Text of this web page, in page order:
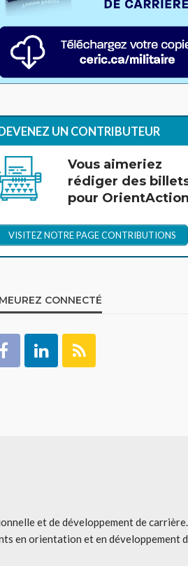
UN CONTRIBUTEUR
Vous aimeriez
rédiger des
pour
VISITEZ NOTRE PAGE CONTRIBUTIONS
CONNECTÉ
et de développement de carrière.
en orientation et en développement